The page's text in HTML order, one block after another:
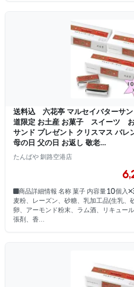
送料込 六花亭 マルセイバターサ
道限定 お土産 お菓子 スイーツ
サンド プレゼント クリスマス バレ
母の日 父の日 お返し 敬老...
たんばや 釧路空港店
■商品詳細情報 名称 菓子 内容量 10個入
麦粉、レーズン、砂糖、乳加工品(生乳、
卵、アーモンド粉末、ラム酒、リキュー
張剤、香...